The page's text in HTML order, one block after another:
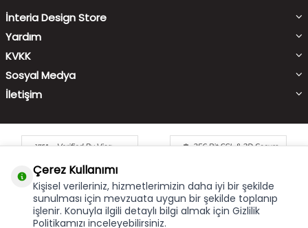
İnteria Design Store
Yardım
KVKK
Sosyal Medya
İletişim
Çerez Kullanımı
Çerez Kullanımı
Kişisel verileriniz, hizmetlerimizin daha iyi bir şekilde
sunulması için mevzuata uygun bir şekilde toplanıp
işlenir. Konuyla ilgili detaylı bilgi almak için Gizlilik
Politikamızı inceleyebilirsiniz.